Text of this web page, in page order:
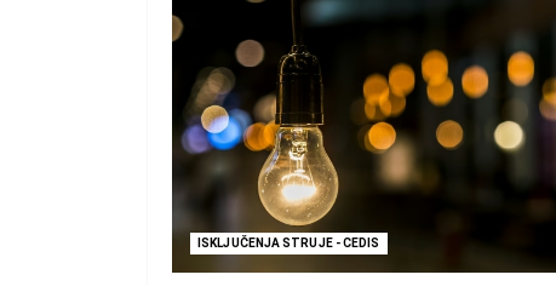
ISKLJUČENJA STRUJE - CEDIS